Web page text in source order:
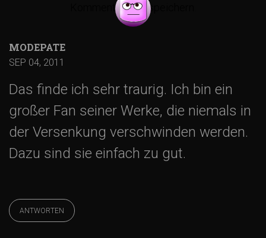
g
s
-
N
v
Kommentierung, speichern.
MODEPATE
SEP 04, 2011
Das finde ich sehr traurig. Ich bin ein
großer Fan seiner Werke, die niemals in
der Versenkung verschwinden werden.
Dazu sind sie einfach zu gut.
ANTWORTEN